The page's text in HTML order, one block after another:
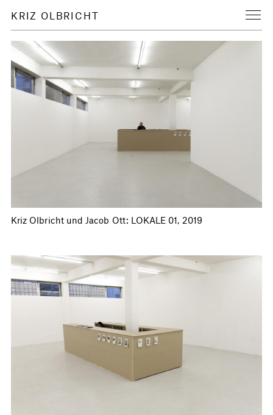
Kriz Olbricht und Jacob Ott: LOKALE 01, 2019
KRIZ OLBRICHT